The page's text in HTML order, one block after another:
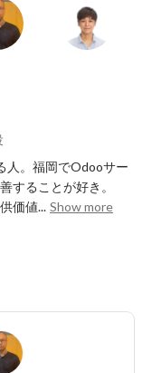
人。福岡でOdooサー
することが好き。
価値... Show more